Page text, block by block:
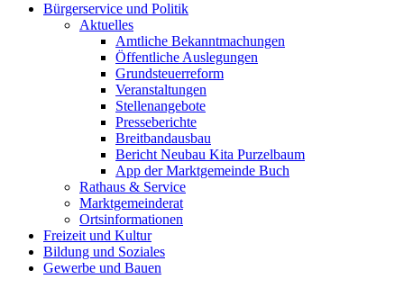
Bürgerservice und Politik
Aktuelles
Amtliche Bekanntmachungen
Öffentliche Auslegungen
Grundsteuerreform
Veranstaltungen
Stellenangebote
Presseberichte
Breitbandausbau
Bericht Neubau Kita Purzelbaum
App der Marktgemeinde Buch
Rathaus & Service
Marktgemeinderat
Ortsinformationen
Freizeit und Kultur
Bildung und Soziales
Gewerbe und Bauen